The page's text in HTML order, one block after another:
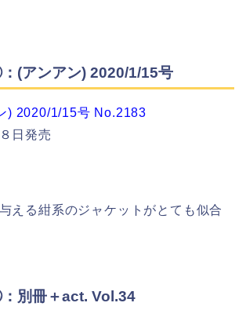
(アンアン) 2020/1/15号
) 2020/1/15号 No.2183
日発売
える紺系のジャケットがとても似合
別冊＋act. Vol.34